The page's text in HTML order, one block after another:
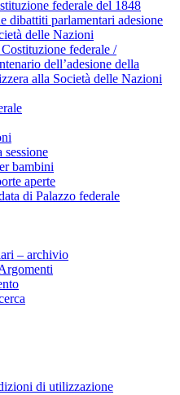
federale del 1848
dibattiti parlamentari adesione
delle Nazioni
federale /
dell’adesione della
alla Società delle Nazioni
sessione
bambini
aperte
di Palazzo federale
– archivio
di utilizzazione